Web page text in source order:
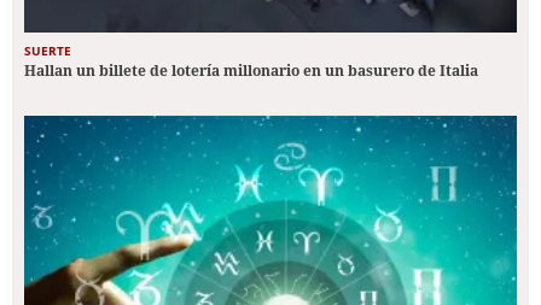
SUERTE
Hallan un billete de lotería millonario en un basurero de Italia